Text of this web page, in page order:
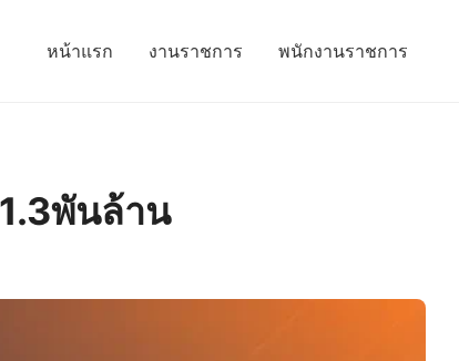
หน้าแรก งานราชการ พนักงานราชการ
พันล้าน